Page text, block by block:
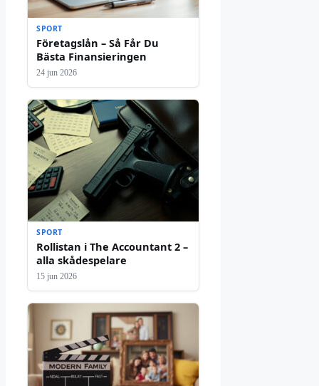
SPORT
Företagslån – Så Får Du
Bästa Finansieringen
24 jun 2026
SPORT
Rollistan i The Accountant 2 –
alla skådespelare
15 jun 2026